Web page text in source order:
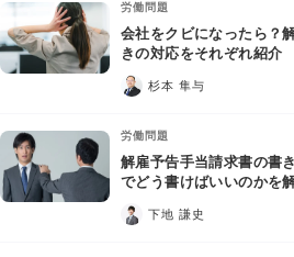
労働問題
会社をクビになったら？
きの対応をそれぞれ紹介
杉本 隼与
労働問題
解雇予告手当請求書の書
でどう書けばいいのかを
下地 謙史